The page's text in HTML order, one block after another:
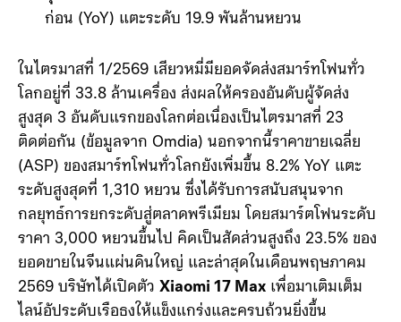
กลุ่มธุรกิจรถยนต์ไฟฟ้าอัจฉริยะ (EV) AI และ
ก่อน (YoY) แตะระดับ 19.9 พันล้านหยวน
ในไตรมาสที่ 1/2569 เสียวหมี่มียอดจัดส่งสมาร์ทโฟนทั่ว
โลกอยู่ที่ 33.8 ล้านเครื่อง ส่งผลให้ครองอันดับผู้จัดส่ง
สูงสุด 3 อันดับแรกของโลกต่อเนื่องเป็นไตรมาสที่ 23
ติดต่อกัน (ข้อมูลจาก Omdia) นอกจากนี้ราคาขายเฉลี่ย
(ASP) ของสมาร์ทโฟนทั่วโลกยังเพิ่มขึ้น 8.2% YoY แตะ
ระดับสูงสุดที่ 1,310 หยวน ซึ่งได้รับการสนับสนุนจาก
กลยุทธ์การยกระดับสู่ตลาดพรีเมียม โดยสมาร์ตโฟนระดับ
ราคา 3,000 หยวนขึ้นไป คิดเป็นสัดส่วนสูงถึง 23.5% ของ
ยอดขายในจีนแผ่นดินใหญ่ และล่าสุดในเดือนพฤษภาคม